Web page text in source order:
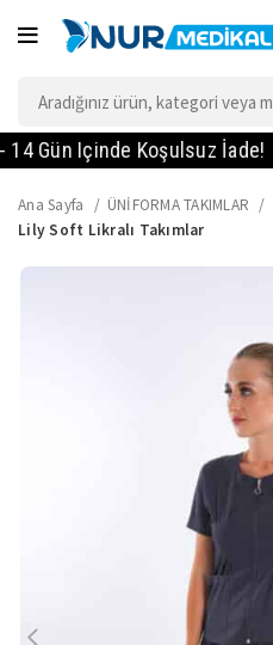
Gün Içinde Koşulsuz İade!
Ana Sayfa ÜNİFORMA TAKIMLAR
Lily Soft Likralı Takımlar